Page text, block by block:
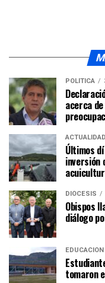
POLÍTICA
acerca
ACTUALIDAD
Últimos
inversión
DIÓCESIS
Obispos
diálogo
EDUCACIÓN
tomaron